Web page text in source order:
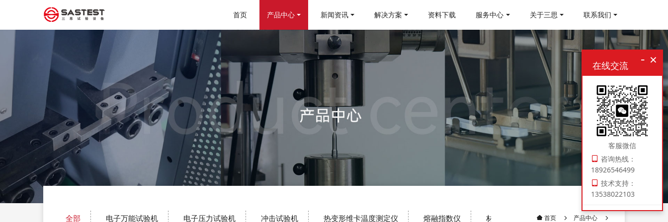
首页 产品中心 新闻资讯 解决方案 资料下载 服务中心 关于三思 联系我们
全部 电子万能试验机 电子压力试验机 冲击试验机 热变形维卡温度测定仪 熔融指数仪 材料制样机 压实密度仪
首页 产品中心
×
-
在线交流
客服微信
咨询热线：
18926546499
技术支持：
13538022103